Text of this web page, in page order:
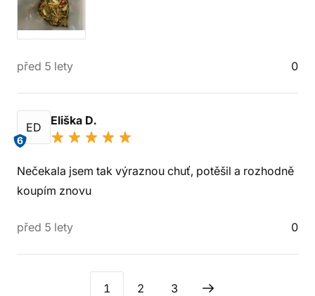
před 5 lety 0
ED
6
Eliška D.
Nečekala jsem tak výraznou chuť, potěšil a rozhodně
koupím znovu
před 5 lety 0
1 2 3